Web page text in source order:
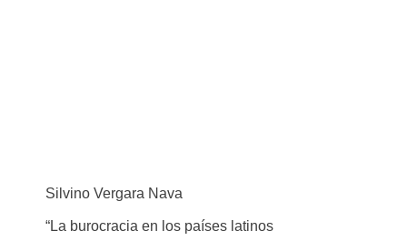
Silvino Vergara Nava
“La burocracia en los países latinos